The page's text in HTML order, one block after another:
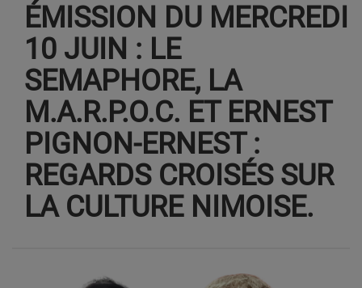
ÉMISSION DU MERCREDI
10 JUIN : LE
SEMAPHORE, LA
M.A.R.P.O.C. ET ERNEST
PIGNON-ERNEST :
REGARDS CROISÉS SUR
LA CULTURE NIMOISE.